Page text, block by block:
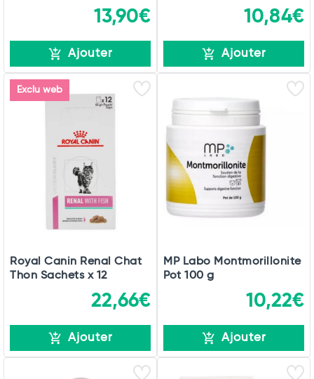
13,90€
Ajouter
10,84€
Ajouter
Exclu web
Royal Canin Renal Chat
Thon Sachets x 12
22,66€
Ajouter
MP Labo Montmorillonite
Pot 100 g
10,22€
Ajouter